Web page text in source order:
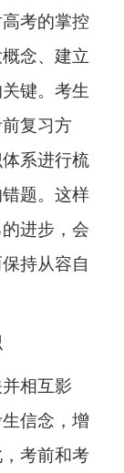
考的掌控
念、建立
键。考生
复习方
系进行梳
题。这样
进步，会
持从容自
相互影
信念，增
考前和考